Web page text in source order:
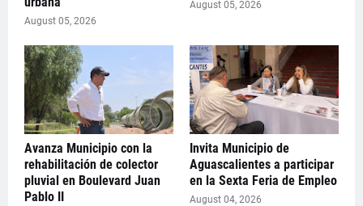
August 05, 2026
August 05, 2026
Avanza Municipio con la
rehabilitación de colector
pluvial en Boulevard Juan
Pablo II
Invita Municipio de
Aguascalientes a participar
en la Sexta Feria de Empleo
August 04, 2026